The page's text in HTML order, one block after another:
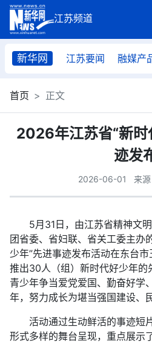
新华网 江苏要闻 融媒产
首页 正文
2026年江苏省“新时
迹发
2026-06-01 来
5月31日，由江苏省精神文明
团省委、省妇联、省关工委主办
少年”先进事迹发布活动在东台
推出30人（组）新时代好少年的
青少年争当爱党爱国、勤奋好学
年，努力成长为堪当强国建设、
活动通过生动鲜活的事迹短
形式多样的舞台呈现，重点展示